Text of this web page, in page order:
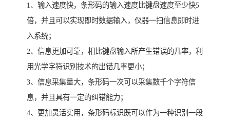
1、输入速度快，条形码的输入速度比键盘速度至少快5
倍，并且可以实现即时数据输入，仪器一扫信息即时进
入系统；
2、信息更加可靠，相比键盘输入所产生错误的几率，利
用光学字符识别技术的出错几率更小；
3、信息采集量大，条形码一次可以采集数千个字符信
息，并且具有一定的纠错能力；
4、更加灵活实用，条形码标识既可以作为一种识别一段